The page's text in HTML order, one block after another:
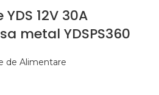
12V 30A
metal YDSPS360
de Alimentare